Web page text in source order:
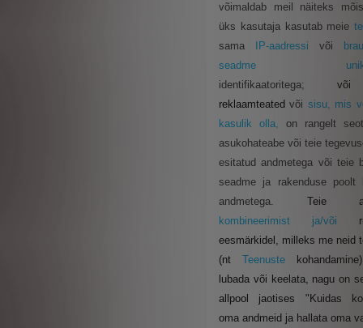
võimaldab meil näiteks
üks kasutaja kasutab meie
sama
IP-aadressi või
seadme
identifikaatoritega;
reklaamteatedvõi sisu, mis
kasulik olla, on rangelt
asukohateabe või teie
esitatud andmetega või teie
seadme ja rakenduse poolt
andmetega. Teie
kombineerimist ja/või
eesmärkidel, milleks me neid
(nt Teenuste
lubada või keelata, nagu on
allpool jaotises "Kuidas
oma andmeid ja hallata oma